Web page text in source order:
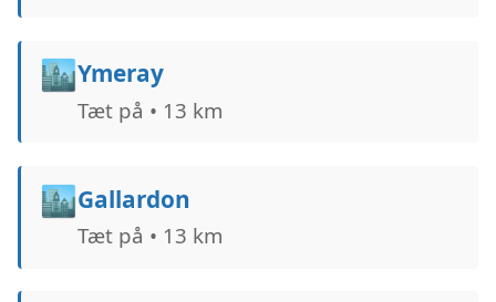
🏙️Ymeray
Tæt på • 13 km
🏙️Gallardon
Tæt på • 13 km